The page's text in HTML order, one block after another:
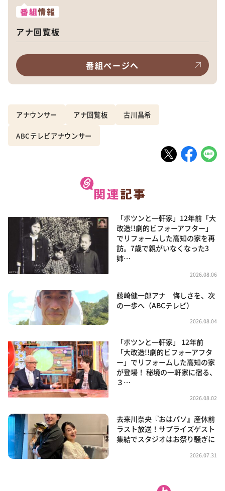
番組情報
アナ回覧板
番組ページへ
アナウンサー アナ回覧板 古川昌希
ABCテレビアナウンサー
「ポツンと一軒家」12年前「大
改造!!劇的ビフォーアフター」
でリフォームした高知の家を再
訪。7歳で親がいなくなった3
姉…
2026.08.06
藤崎健一郎アナ 悔しさを、次
の一歩へ（ABCテレビ）
2026.08.04
「ポツンと一軒家」 12年前
「大改造!!劇的ビフォーアフタ
ー」でリフォームした高知の家
が登場！ 秘境の一軒家に宿る、
３…
2026.08.02
去来川奈央『おはパソ』産休前
ラスト放送！サプライズゲスト
集結でスタジオはお祭り騒ぎに
2026.07.31